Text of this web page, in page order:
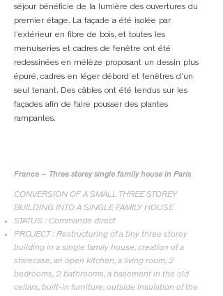
séjour bénéficie de la lumière des ouvertures du
premier étage. La façade a été isolée par
l’extérieur en fibre de bois, et toutes les
menuiseries et cadres de fenêtre ont été
redessinées en mélèze proposant un dessin plus
épuré, cadres en léger débord et fenêtres d’un
seul tenant. Des câbles ont été tendus sur les
façades afin de faire pousser des plantes
rampantes.
France – Three storey single family house in Paris
CONVERSION OF A SMALL THREE STOREY
BUILDING INTO A SINGLE FAMILY HOUSE
STATUS : Commande direct
PROJECT : Restructuring of a tiny three storey
building in a single family house, creation of a
starecase, an open kitchen, a living room, 2
bedrooms, 2 bathrooms, a basement in the old
cellars, built-in furniture, outside insulation of the